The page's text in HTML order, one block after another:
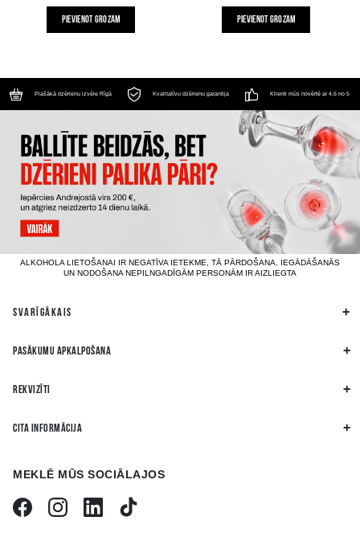
PIEVIENOT GROZAM PIEVIENOT GROZAM
Plašākā dzērienu izvēle Rīgā Kvalitatīvu dzērienu garantija Klienti mūs novērtē ar 4.6 no 5
ALKOHOLA LIETOŠANAI IR NEGATĪVA IETEKME, TĀ PĀRDOŠANA, IEGĀDĀŠANĀS
UN NODOŠANA NEPILNGADĪGĀM PERSONĀM IR AIZLIEGTA
SVARĪGĀKAIS
PASĀKUMU APKALPOŠANA
REKVIZĪTI
CITA INFORMĀCIJA
MEKLĒ MŪS SOCIĀLAJOS